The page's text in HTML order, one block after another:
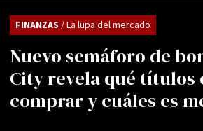
Nuevo semáforo de
City revela qué títulos
comprar y cuáles es
FINANZAS / La lupa del mercado